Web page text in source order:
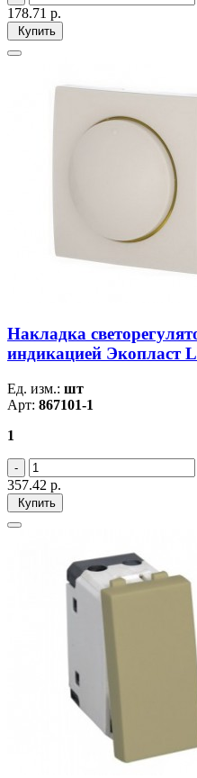
178.71 р.
Купить
Накладка
индикацией Экопласт
Ед. изм.: шт
Арт: 867101-1
1
357.42 р.
Купить